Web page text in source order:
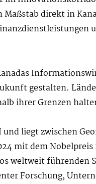
direkt in
gestalten.
ihrer Grenzen
liegt zwischen
mit dem Nobelpreis
weltweit führenden
Forschung,